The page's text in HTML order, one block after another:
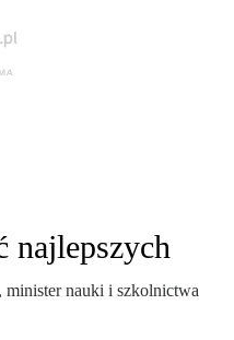
najlepszych
nauki i szkolnictwa